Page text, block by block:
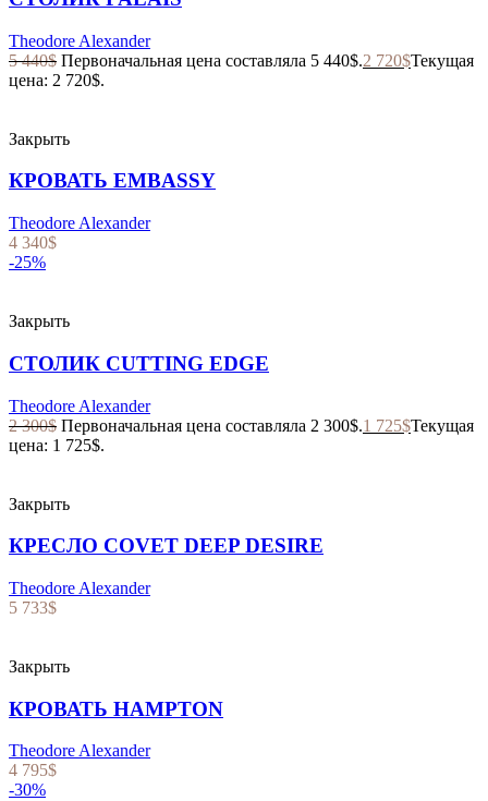
Theodore Alexander
5 440$ Первоначальная цена составляла 5 440$.2 720$Текущая
цена: 2 720$.
Закрыть
КРОВАТЬ EMBASSY
Theodore Alexander
4 340$
-25%
Закрыть
СТОЛИК CUTTING EDGE
Theodore Alexander
2 300$ Первоначальная цена составляла 2 300$.1 725$Текущая
цена: 1 725$.
Закрыть
КРЕСЛО COVET DEEP DESIRE
Theodore Alexander
5 733$
Закрыть
КРОВАТЬ HAMPTON
Theodore Alexander
4 795$
-30%